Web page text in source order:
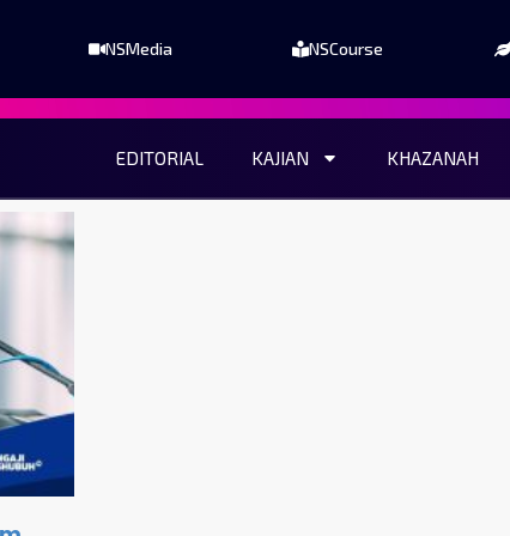
NSMedia NSCourse
EDITORIAL KAJIAN KHAZANAH